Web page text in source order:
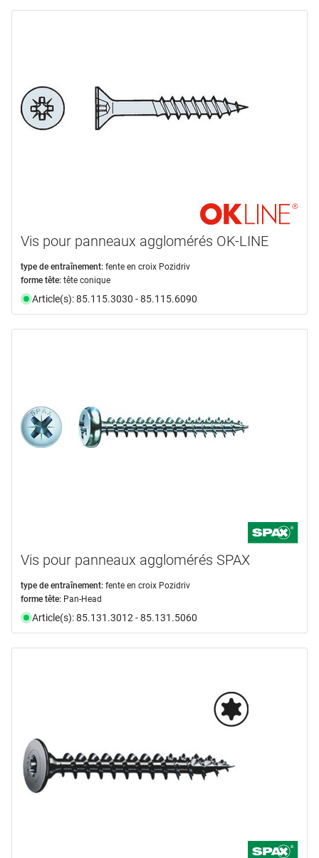
Vis pour panneaux agglomérés OK-LINE
type de entraînement: fente en croix Pozidriv
forme tête: tête conique
Article(s): 85.115.3030 - 85.115.6090
Vis pour panneaux agglomérés SPAX
type de entraînement: fente en croix Pozidriv
forme tête: Pan-Head
Article(s): 85.131.3012 - 85.131.5060